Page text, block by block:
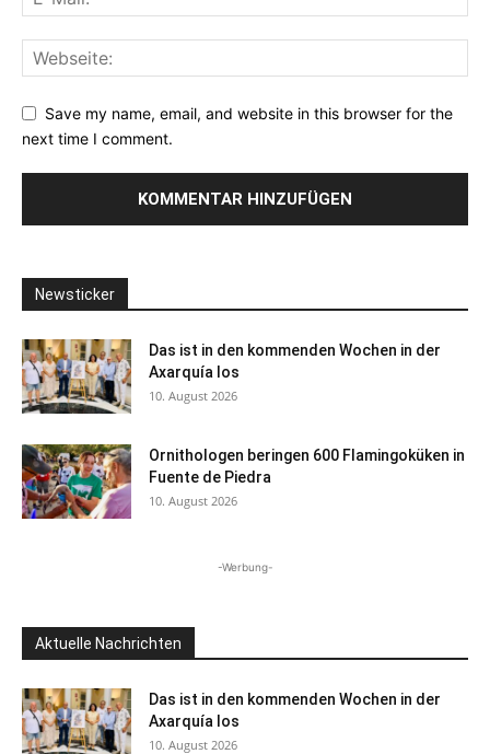
Save my name, email, and website in this browser for the
next time I comment.
Newsticker
Das ist in den kommenden Wochen in der
Axarquía los
10. August 2026
Ornithologen beringen 600 Flamingoküken in
Fuente de Piedra
10. August 2026
-Werbung-
Aktuelle Nachrichten
Das ist in den kommenden Wochen in der
Axarquía los
10. August 2026